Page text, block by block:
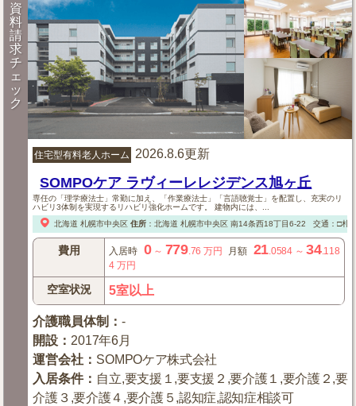
資
料
請
求
チ
ェ
ッ
ク
住宅型有料老人ホーム 2026.8.6更新
SOMPOケア ラヴィーレレジデンス旭ヶ丘
専任の「理学療法士」常勤に加え、「作業療法士」「言語聴覚士」を配置し、充実のリ
ハビリ3体制を実現するリハビリ強化ホームです。 建物内には、...
北海道 札幌市中央区 住所： 北海道 札幌市中央区南14条西18丁目6-22 交通：□札
費用 入居時 0～ 779.76 万円 月額 21.0584～34.118
4 万円
空室状況 5室以上
介護職員体制 ：-
開設 ： 2017年6月
運営会社 ： SOMPOケア株式会社
入居条件： 自立,要支援１,要支援２,要介護１,要介護２,要
介護３,要介護４,要介護５,認知症,認知症相談可